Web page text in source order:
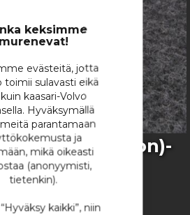
Close
Cookie
keksimme
murenevat!
evästeitä, jotta
toimii sulavasti eikä
kaasari-Volvo
Hyväksymällä
parantamaan
ja
mikä oikeasti
(anonyymisti,
tietenkin).
kaikki”, niin
PTFE (Teflon)-